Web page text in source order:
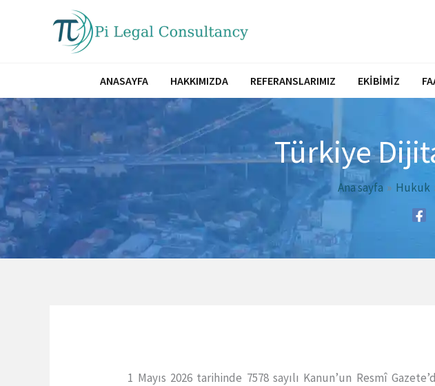
ANASAYFA HAKKIMIZDA REFERANSLARIMIZ EKIBIMIZ
Türkiye
Ana sayfa Hukuk
1 Mayıs 2026 tarihinde 7578 sayılı Kanun’un Resmî